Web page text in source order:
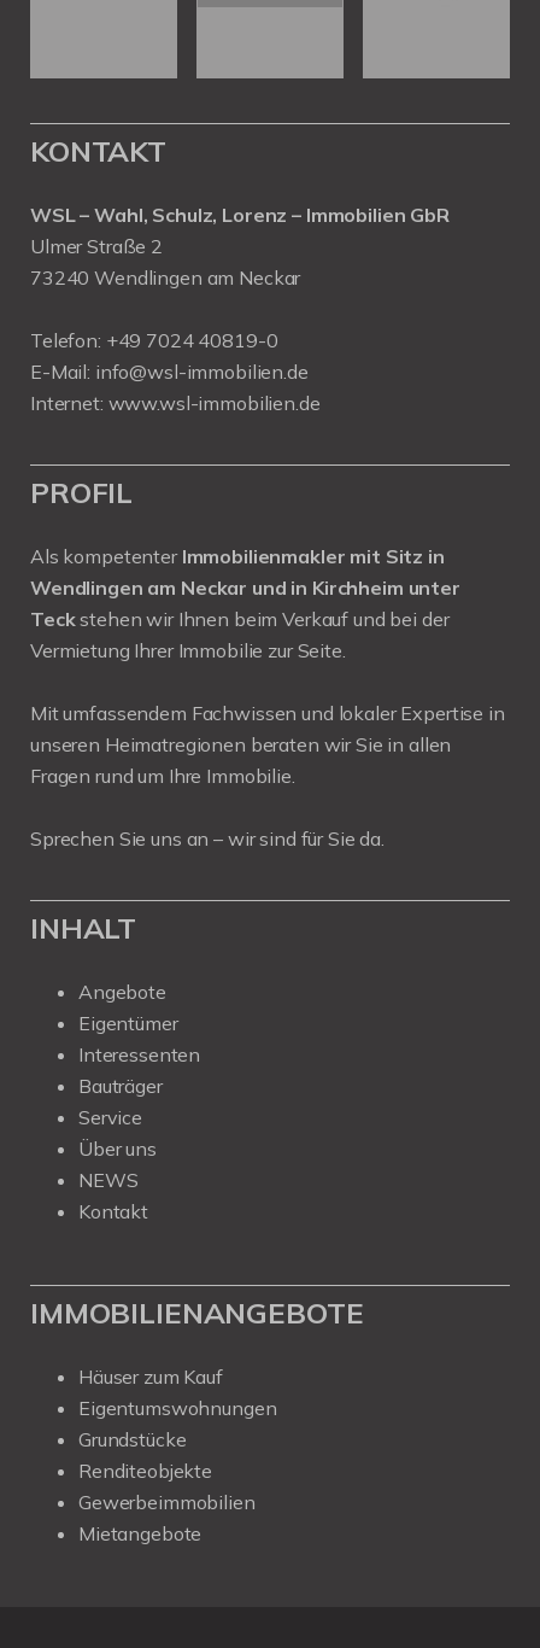
KONTAKT
WSL – Wahl, Schulz, Lorenz – Immobilien GbR
Ulmer Straße 2
73240 Wendlingen am Neckar
Telefon: +49 7024 40819-0
E-Mail: info@wsl-immobilien.de
Internet: www.wsl-immobilien.de
PROFIL
Als kompetenter Immobilienmakler mit Sitz in
Wendlingen am Neckar und in Kirchheim unter
Teckstehen wir Ihnen beim Verkauf und bei der
Vermietung Ihrer Immobilie zur Seite.
Mit umfassendem Fachwissen und lokaler Expertise in
unseren Heimatregionen beraten wir Sie in allen
Fragen rund um Ihre Immobilie.
Sprechen Sie uns an – wir sind für Sie da.
INHALT
Angebote
Eigentümer
Interessenten
Bauträger
Service
Über uns
NEWS
Kontakt
IMMOBILIENANGEBOTE
Häuser zum Kauf
Eigentumswohnungen
Grundstücke
Renditeobjekte
Gewerbeimmobilien
Mietangebote